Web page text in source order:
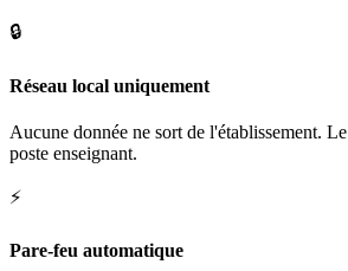
🔒
Réseau local uniquement
Aucune donnée ne sort de l'établissement.
poste enseignant.
⚡
Pare-feu automatique